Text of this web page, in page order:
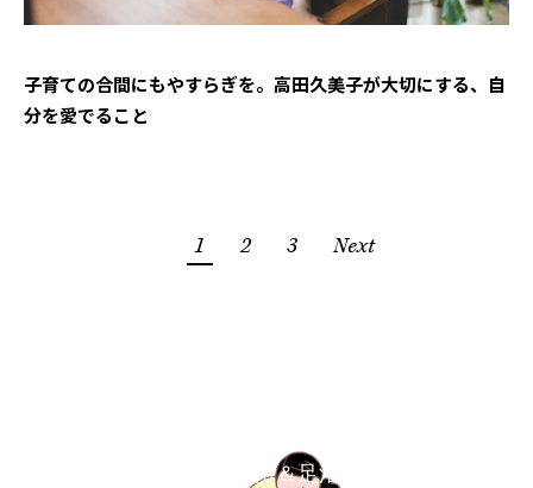
子育ての合間にもやすらぎを。高田久美子が大切にする、自
分を愛でること
1 2 3 Next
炭酸水で手浴＆足浴｜ほ